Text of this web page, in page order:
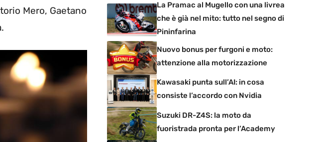
Mero, Gaetano
La Pramac al Mugello con una livrea
che è già nel mito: tutto nel segno di
Pininfarina
Nuovo bonus per furgoni e moto:
attenzione alla motorizzazione
Kawasaki punta sull’AI: in cosa
consiste l’accordo con Nvidia
Suzuki DR-Z4S: la moto da
fuoristrada pronta per l’Academy